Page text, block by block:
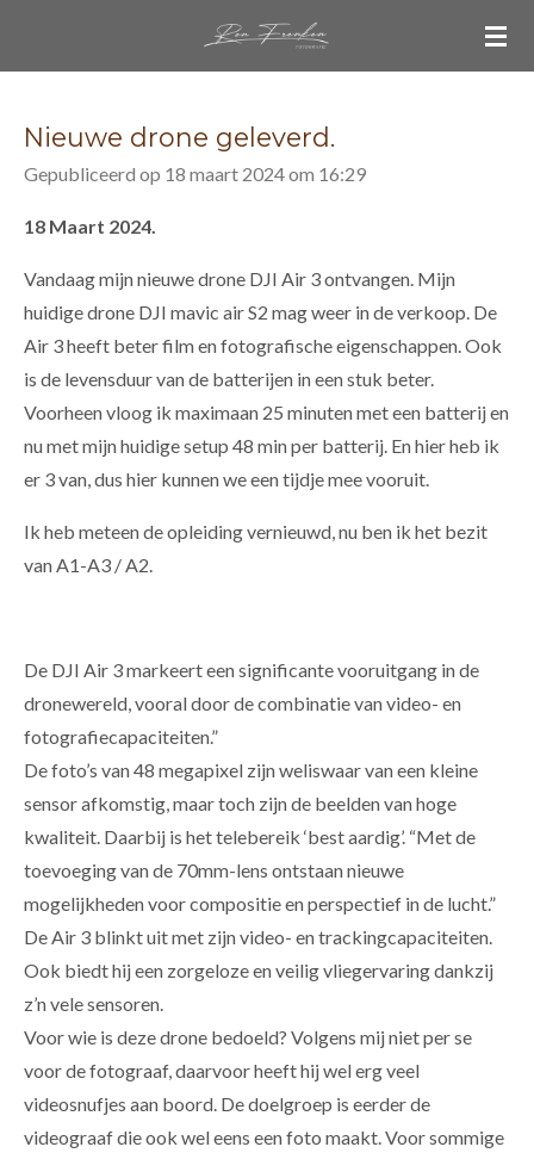
deNieuwe drone geleverd.
Gepubliceerd op 18 maart 2024 om 16:29
18 Maart 2024.
Vandaag mijn nieuwe drone DJI Air 3 ontvangen. Mijn
huidige drone DJI mavic air S2 mag weer in de verkoop. De
Air 3 heeft beter film en fotografische eigenschappen. Ook
is de levensduur van de batterijen in een stuk beter.
Voorheen vloog ik maximaan 25 minuten met een batterij en
nu met mijn huidige setup 48 min per batterij. En hier heb ik
er 3 van, dus hier kunnen we een tijdje mee vooruit.
Ik heb meteen de opleiding vernieuwd, nu ben ik het bezit
van A1-A3 / A2.
De DJI Air 3 markeert een significante vooruitgang in de
dronewereld, vooral door de combinatie van video- en
fotografiecapaciteiten.”
De foto’s van 48 megapixel zijn weliswaar van een kleine
sensor afkomstig, maar toch zijn de beelden van hoge
kwaliteit. Daarbij is het telebereik ‘best aardig’. “Met de
toevoeging van de 70mm-lens ontstaan nieuwe
mogelijkheden voor compositie en perspectief in de lucht.”
De Air 3 blinkt uit met zijn video- en trackingcapaciteiten.
Ook biedt hij een zorgeloze en veilig vliegervaring dankzij
z’n vele sensoren.
Voor wie is deze drone bedoeld? Volgens mij niet per se
voor de fotograaf, daarvoor heeft hij wel erg veel
videosnufjes aan boord. De doelgroep is eerder de
videograaf die ook wel eens een foto maakt. Voor sommige